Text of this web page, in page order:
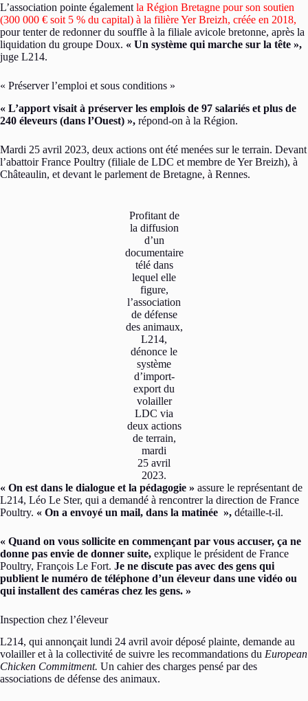
L’association pointe également la Région Bretagne pour son soutien
(300 000 € soit 5 % du capital) à la filière Yer Breizh, créée en 2018,
pour tenter de redonner du souffle à la filiale avicole bretonne, après la
liquidation du groupe Doux. « Un système qui marche sur la tête »,
juge L214.
« Préserver l’emploi et sous conditions »
« L’apport visait à préserver les emplois de 97 salariés et plus de
240 éleveurs (dans l’Ouest) », répond-on à la Région.
Mardi 25 avril 2023, deux actions ont été menées sur le terrain. Devant
l’abattoir France Poultry (filiale de LDC et membre de Yer Breizh), à
Châteaulin, et devant le parlement de Bretagne, à Rennes.
Profitant de
la diffusion
d’un
documentaire
télé dans
lequel elle
figure,
l’association
de défense
des animaux,
L214,
dénonce le
système
d’import-
export du
volailler
LDC via
deux actions
de terrain,
mardi
25 avril
2023.
« On est dans le dialogue et la pédagogie » assure le représentant de
L214, Léo Le Ster, qui a demandé à rencontrer la direction de France
Poultry. « On a envoyé un mail, dans la matinée », détaille-t-il.
« Quand on vous sollicite en commençant par vous accuser, ça ne
donne pas envie de donner suite, explique le président d e France
Poultry, François Le Fort . Je ne discute pas avec des gens qui
publient le numéro de téléphone d’un éleveur dans une vidéo ou
qui installent des caméras chez les gens. »
Inspection chez l’éleveur
L214, qui annonçait lundi 24 avril avoir déposé plainte, demande au
volailler et à la collectivité de suivre les recommandations du European
Chicken Commitment. Un cahier des charges pensé par des
associations de défense des animaux.